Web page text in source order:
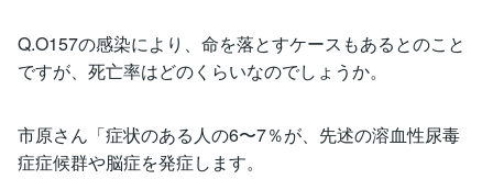
Q.O157の感染により、命を落とすケースもあるとのこと
ですが、死亡率はどのくらいなのでしょうか。
市原さん「症状のある人の6〜7％が、先述の溶血性尿毒
症症候群や脳症を発症します。